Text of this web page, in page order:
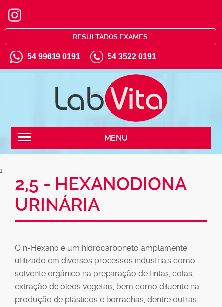
RESULTADOS EXAMES
54 99619 0191 54 3522 0191
MENU
1
2,5 - HEXANODIONA
URINÁRIA
O n-Hexano é um hidrocarboneto amplamente
utilizado em diversos processos industriais como
solvente orgânico na preparação de tintas, colas,
extração de óleos vegetais, bem como diluente na
produção de plásticos e borrachas, dentre outras